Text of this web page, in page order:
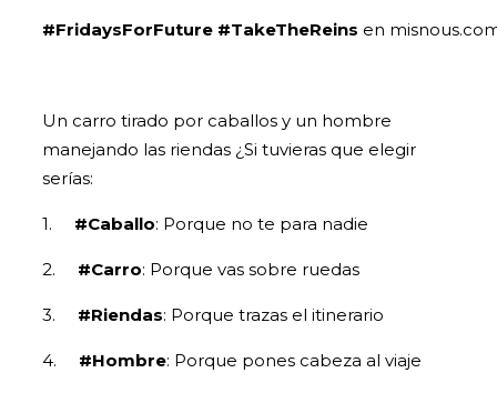
#FridaysForFuture #TakeTheReins en
Un carro tirado por caballos y un hombre
manejando las riendas ¿Si tuvieras que elegir
serías:
1. #Caballo: Porque no te para nadie
2. #Carro: Porque vas sobre ruedas
3. #Riendas: Porque trazas el itinerario
4. #Hombre: Porque pones cabeza al viaje